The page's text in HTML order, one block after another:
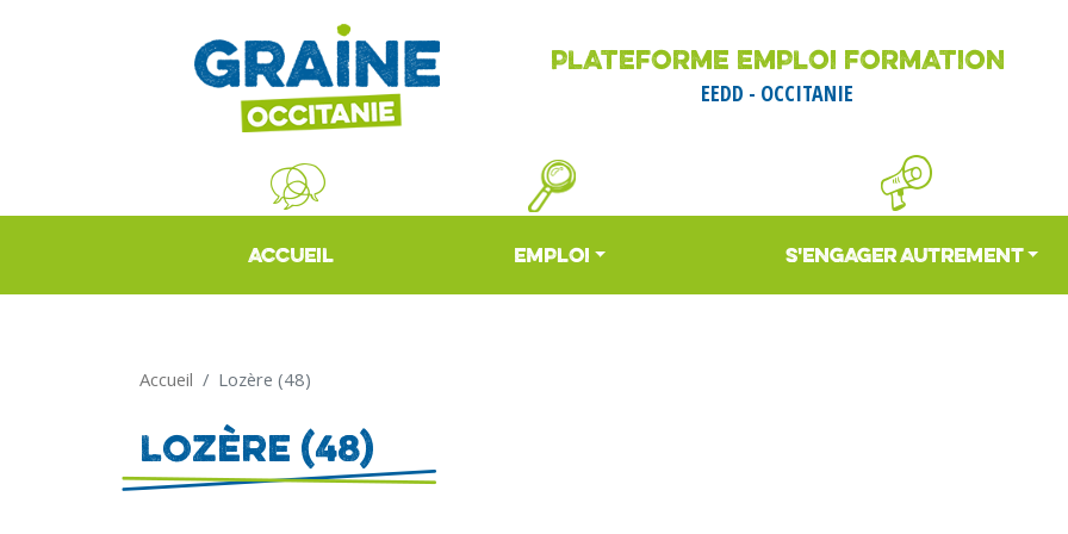
au
contenu
principal
PLATEFORME EMPLOI FORMATION
EEDD - OCCITANIE
ACCUEIL EMPLOI S'ENGAGER AUTREMENT
Accueil Lozère (48)
Lozère (48)